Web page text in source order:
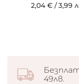
2,04 €/3,99
49лв.